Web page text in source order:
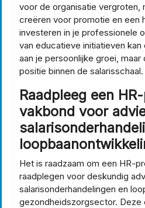
voor de organisatie vergroten,
creëren voor promotie en een
investeren in je professionele
van educatieve initiatieven kan
aan je persoonlijke groei,
positie binnen de salarisschaal.
Raadpleeg een
vakbond voor
Het is raadzaam om een HR-
raadplegen voor deskundig
salarisonderhandelingen en
gezondheidszorgsector. Deze